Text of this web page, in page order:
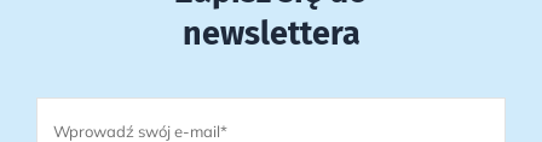
newslettera